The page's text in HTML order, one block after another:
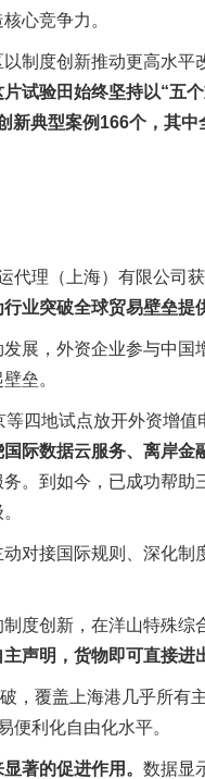
心竞争力。
制度创新推动更高水
试验田始终坚持以“五
典型案例166个，其
代理（上海）有限公司
业突破全球贸易壁垒提
展，外资企业参与中
垒。
四地试点放开外资增值
际数据云服务、离岸
。到如今，已成功帮
对接国际规则、深化制
度创新，在洋山特殊综
声明，货物即可直接进
，覆盖上海港几乎所
便利化自由化水平。
著的促进作用。 数据显